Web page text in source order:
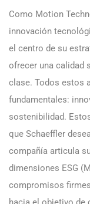
Como Motion
innovación
el centro de su
ofrecer una calidad
clase. Todos estos
fundamentales:
sostenibilidad.
que Schaeffler
compañía articula
dimensiones ESG
compromisos